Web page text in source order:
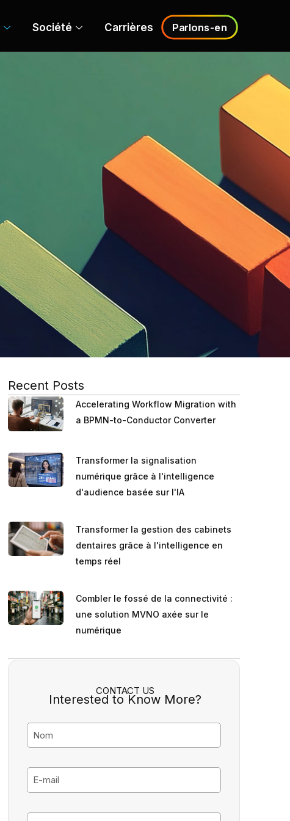
Société Carrières Parlons-en
Recent Posts
Accelerating Workflow Migration with
a BPMN-to-Conductor Converter
Transformer la signalisation
numérique grâce à l'intelligence
d'audience basée sur l'IA
Transformer la gestion des cabinets
dentaires grâce à l'intelligence en
temps réel
Combler le fossé de la connectivité :
une solution MVNO axée sur le
numérique
CONTACT US
Interested to Know More?
N
o
-